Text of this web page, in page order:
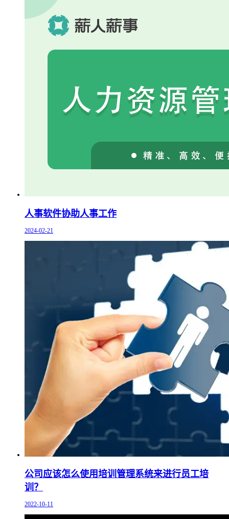
人事软件协助人事工作
2024-02-21
公司应该怎么使用培训管理系统来进行员工培
训？
2022-10-11